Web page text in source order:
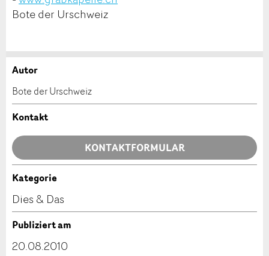
Bote der Urschweiz
Anzeige beanstanden
Ihr Feedback wird sehr geschätzt!
Allgemeines Feedback
Anzeige nicht mehr gültig
Anzeige unvollständig
Anzeige weiterempfehlen
Empfehlen Sie diese Anzeige an Freunde weiter.
Autor
Bote der Urschweiz
Kontakt
KONTAKTFORMULAR
Kontakt
Verfassen Sie eine Nachricht für die Kontaktpersonen
Kategorie
Dies & Das
Publiziert am
20.08.2010